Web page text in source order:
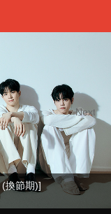
Next
換節期)]